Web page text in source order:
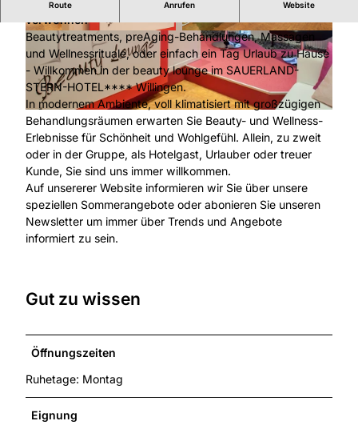
© Nice Cosmetic Agentur UG, mp moving-pictures gmbh |CC-BY-SA
© Nice Cosmetic Agentur UG, mp moving-pict
ures gmbh |CC-BY-SA
© Nice Cosmetic Agentur UG, mp moving-pict
ures gmbh |CC-BY-SA
Route Anrufen Website
Wo Luxus zum Standard wird lässt man sich gern
verwöhnen
Beautytreatments, preAging-Behandlungen, Massagen
und Wellnessrituale, oder einfach ein Tag Urlaub zu Hause
- Willkommen in der beauty lounge im SAUERLAND-
STERN-HOTEL**** Willingen.
In modernem Ambiente, voll klimatisiert mit großzügigen
Behandlungsräumen erwarten Sie Beauty- und Wellness-
Erlebnisse für Schönheit und Wohlgefühl. Allein, zu zweit
oder in der Gruppe, als Hotelgast, Urlauber oder treuer
Kunde, Sie sind uns immer willkommen.
Auf unsererer Website informieren wir Sie über unsere
speziellen Sommerangebote oder abonieren Sie unseren
Newsletter um immer über Trends und Angebote
informiert zu sein.
Gut zu wissen
Öffnungszeiten
Ruhetage: Montag
Eignung